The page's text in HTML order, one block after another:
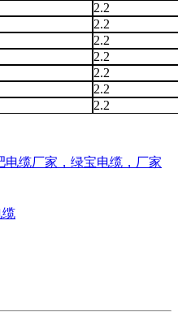
2.2
2.2
2.2
2.2
2.2
2.2
2.2
缆厂家，绿宝电缆，厂家
缆